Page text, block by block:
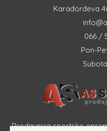
Karađorđeva
066 /
Pon-
Prodavnica sportske